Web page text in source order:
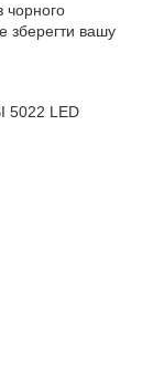
чорного
зберегти вашу
5022 LED